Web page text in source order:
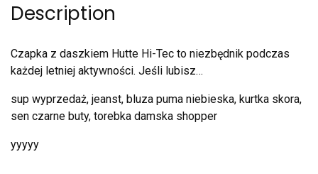
Description
Czapka z daszkiem Hutte Hi-Tec to niezbędnik podczas
każdej letniej aktywności. Jeśli lubisz…
sup wyprzedaż, jeanst, bluza puma niebieska, kurtka skora,
sen czarne buty, torebka damska shopper
yyyyy